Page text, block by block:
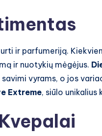
ir parfumeriją.
ir nuotykių mėgėjus.
vyrams, o jos
Extreme, siūlo unikalius